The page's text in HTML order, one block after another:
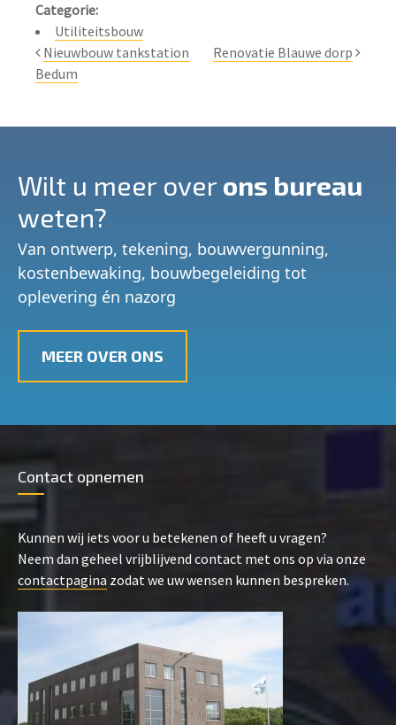
Categorie:
Utiliteitsbouw
Renovatie Blauwe dorp
Nieuwbouw tankstation
Bedum
Wilt u meer overons bureau
weten?
Van ontwerp, tekening, bouwvergunning,
kostenbewaking, bouwbegeleiding tot
oplevering én nazorg
MEER OVER ONS
Contact opnemen
Kunnen wij iets voor u betekenen of heeft u vragen?
Neem dan geheel vrijblijvend contact met ons op via onze
contactpagina zodat we uw wensen kunnen bespreken.